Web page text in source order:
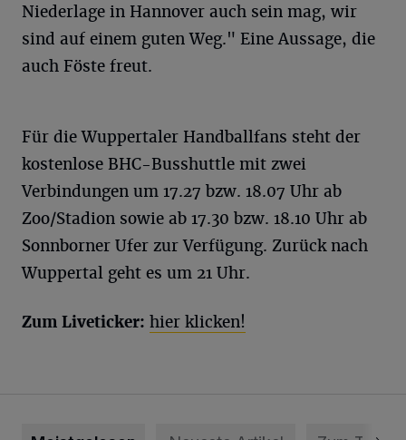
Niederlage in Hannover auch sein mag, wir
sind auf einem guten Weg." Eine Aussage, die
auch Föste freut.
Für die Wuppertaler Handballfans steht der
kostenlose BHC-Busshuttle mit zwei
Verbindungen um 17.27 bzw. 18.07 Uhr ab
Zoo/Stadion sowie ab 17.30 bzw. 18.10 Uhr ab
Sonnborner Ufer zur Verfügung. Zurück nach
Wuppertal geht es um 21 Uhr.
Zum Liveticker: hier klicken!